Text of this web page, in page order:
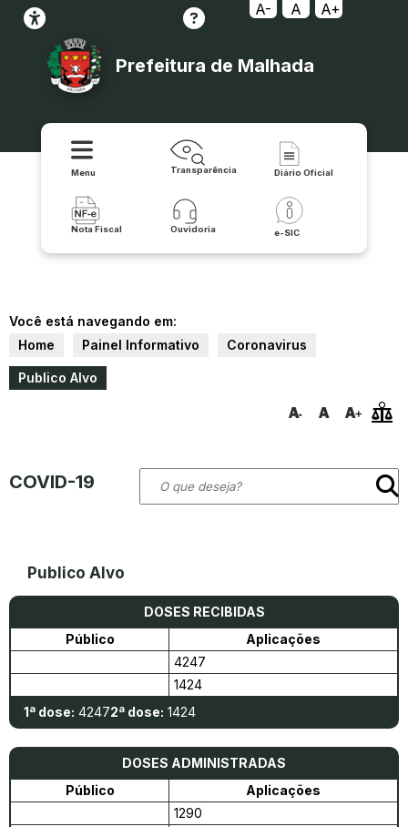
A- A A+
Prefeitura de Malhada
Menu Transparência Diário Oficial
Nota Fiscal Ouvidoria e-SIC
Você está navegando em:
Home
Painel Informativo Coronavirus
Publico Alvo
COVID-19
Publico Alvo
DOSES RECIBIDAS
Público
Aplicações
4247
1424
1ª dose: 42472ª dose: 1424
DOSES ADMINISTRADAS
Público
Aplicações
1290